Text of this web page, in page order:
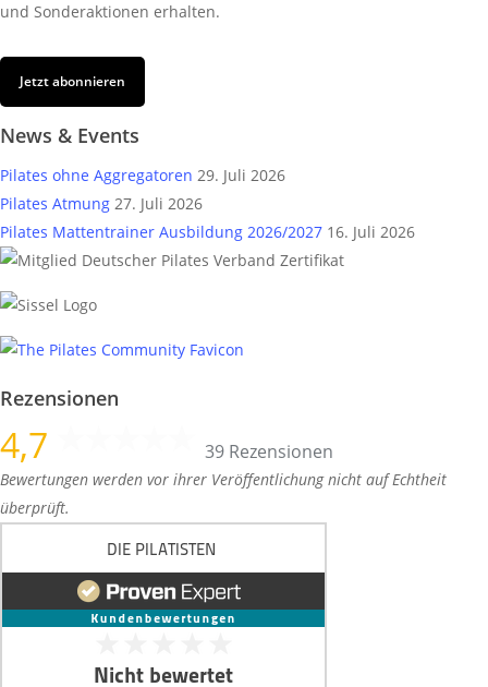
und Sonderaktionen erhalten.
Jetzt abonnieren
News & Events
Pilates ohne Aggregatoren 29. Juli 2026
Pilates Atmung 27. Juli 2026
Pilates Mattentrainer Ausbildung 2026/2027 16. Juli 2026
Rezensionen
4,7 39 Rezensionen
Bewertungen werden vor ihrer Veröffentlichung nicht auf Echtheit
überprüft.